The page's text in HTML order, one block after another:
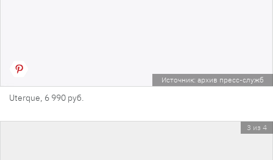
Источник: архив пресс-служб
Uterque, 6 990 руб.
3 из 4